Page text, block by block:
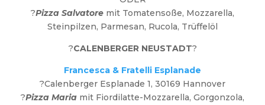
?Pizza Salvatore mit Tomatensoße, Mozzarella,
Steinpilzen, Parmesan, Rucola, Trüffelöl
?CALENBERGER NEUSTADT?
Francesca & Fratelli Esplanade
?Calenberger Esplanade 1, 30169 Hannover
?Pizza Maria mit Fiordilatte-Mozzarella, Gorgonzola,